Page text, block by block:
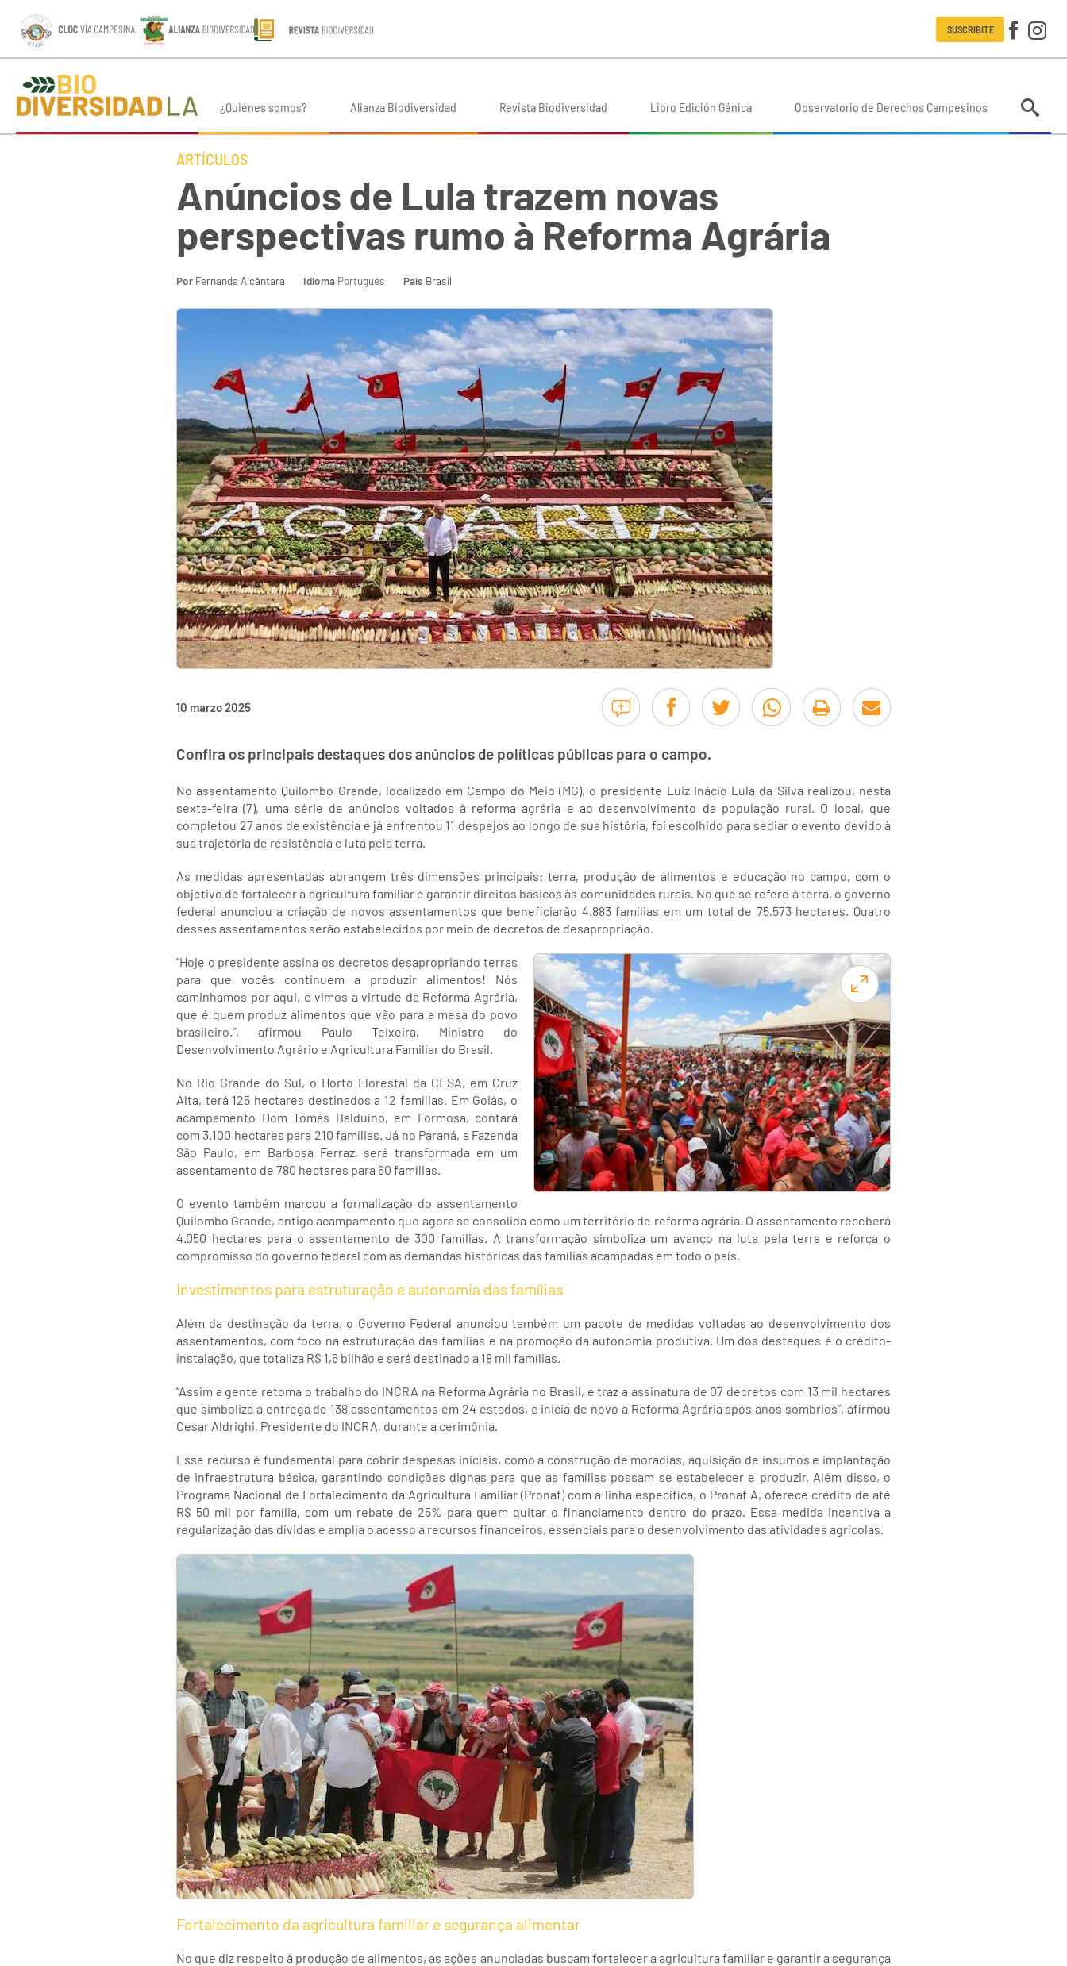
SUSCRIBITE
¿Quiénes somos? Alianza Biodiversidad Revista Biodiversidad Libro Edición Génica Observatorio de Derechos Campesinos
ARTÍCULOS
Anúncios de Lula trazem novas
perspectivas rumo à Reforma Agrária
Por Fernanda Alcântara Idioma Portugués País Brasil
10 marzo 2025
Confira os principais destaques dos anúncios de políticas públicas para o campo.
No assentamento Quilombo Grande, localizado em Campo do Meio (MG), o presidente Luiz Inácio Lula da Silva realizou, nesta
sexta-feira (7), uma série de anúncios voltados à reforma agrária e ao desenvolvimento da população rural. O local, que
completou 27 anos de existência e já enfrentou 11 despejos ao longo de sua história, foi escolhido para sediar o evento devido à
sua trajetória de resistência e luta pela terra.
As medidas apresentadas abrangem três dimensões principais: terra, produção de alimentos e educação no campo, com o
objetivo de fortalecer a agricultura familiar e garantir direitos básicos às comunidades rurais. No que se refere à terra, o governo
federal anunciou a criação de novos assentamentos que beneficiarão 4.883 famílias em um total de 75.573 hectares. Quatro
desses assentamentos serão estabelecidos por meio de decretos de desapropriação.
“Hoje o presidente assina os decretos desapropriando terras
para que vocês continuem a produzir alimentos! Nós
caminhamos por aqui, e vimos a virtude da Reforma Agrária,
que é quem produz alimentos que vão para a mesa do povo
brasileiro.”, afirmou Paulo Teixeira, Ministro do
Desenvolvimento Agrário e Agricultura Familiar do Brasil.
No Rio Grande do Sul, o Horto Florestal da CESA, em Cruz
Alta, terá 125 hectares destinados a 12 famílias. Em Goiás, o
acampamento Dom Tomás Balduíno, em Formosa, contará
com 3.100 hectares para 210 famílias. Já no Paraná, a Fazenda
São Paulo, em Barbosa Ferraz, será transformada em um
assentamento de 780 hectares para 60 famílias.
O evento também marcou a formalização do assentamento
Quilombo Grande, antigo acampamento que agora se consolida como um território de reforma agrária. O assentamento receberá
4.050 hectares para o assentamento de 300 famílias. A transformação simboliza um avanço na luta pela terra e reforça o
compromisso do governo federal com as demandas históricas das famílias acampadas em todo o país.
Investimentos para estruturação e autonomia das famílias
Além da destinação da terra, o Governo Federal anunciou também um pacote de medidas voltadas ao desenvolvimento dos
assentamentos, com foco na estruturação das famílias e na promoção da autonomia produtiva. Um dos destaques é o crédito-
instalação, que totaliza R$ 1,6 bilhão e será destinado a 18 mil famílias.
“Assim a gente retoma o trabalho do INCRA na Reforma Agrária no Brasil, e traz a assinatura de 07 decretos com 13 mil hectares
que simboliza a entrega de 138 assentamentos em 24 estados, e inicia de novo a Reforma Agrária após anos sombrios”, afirmou
Cesar Aldrighi, Presidente do INCRA, durante a cerimônia.
Esse recurso é fundamental para cobrir despesas iniciais, como a construção de moradias, aquisição de insumos e implantação
de infraestrutura básica, garantindo condições dignas para que as famílias possam se estabelecer e produzir. Além disso, o
Programa Nacional de Fortalecimento da Agricultura Familiar (Pronaf) com a linha específica, o Pronaf A, oferece crédito de até
R$ 50 mil por família, com um rebate de 25% para quem quitar o financiamento dentro do prazo. Essa medida incentiva a
regularização das dívidas e amplia o acesso a recursos financeiros, essenciais para o desenvolvimento das atividades agrícolas.
Fortalecimento da agricultura familiar e segurança alimentar
No que diz respeito à produção de alimentos, as ações anunciadas buscam fortalecer a agricultura familiar e garantir a segurança